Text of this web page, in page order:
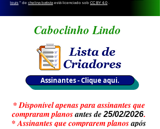
louis " de chelina batista está licenciado sob CC BY 4.0 .
Caboclinho Lindo
Assinantes - Clique aqui.
* Disponível apenas para assinantes que
compraram planosantes de25/02/2026.
* Assinantes que comprarem planosapós